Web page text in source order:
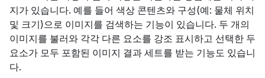
지가 있습니다. 예를 들어 색상 콘텐츠와 구성(예: 물체 위치
및 크기)으로 이미지를 검색하는 기능이 있습니다. 두 개의
이미지를 불러와 각각 다른 요소를 강조 표시하고 선택한 두
요소가 모두 포함된 이미지 결과 세트를 받는 기능도 있습니
다.